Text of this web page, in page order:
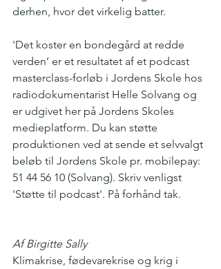
derhen, hvor det virkelig batter.
'Det koster en bondegård at redde
verden’ er et resultatet af et podcast
masterclass-forløb i Jordens Skole hos
radiodokumentarist Helle Solvang og
er udgivet her på Jordens Skoles
medieplatform. Du kan støtte
produktionen ved at sende et selvvalgt
beløb til Jordens Skole pr. mobilepay:
51 44 56 10 (Solvang). Skriv venligst
'Støtte til podcast'. På forhånd tak.
Af Birgitte Sally
Klimakrise, fødevarekrise og krig i